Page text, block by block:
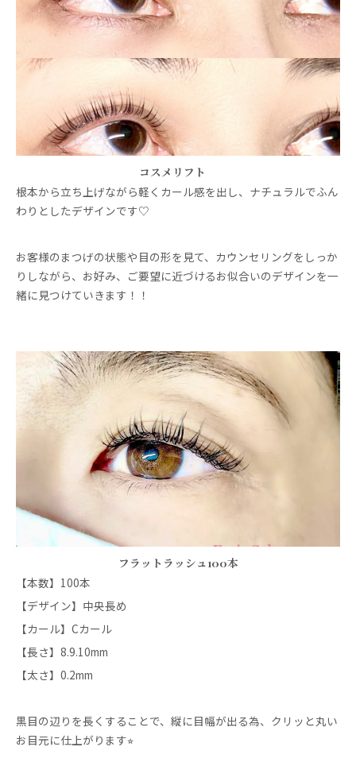
コスメリフト
根本から立ち上げながら軽くカール感を出し、ナチュラルでふん
わりとしたデザインです♡
お客様のまつげの状態や目の形を見て、カウンセリングをしっか
りしながら、お好み、ご要望に近づけるお似合いのデザインを一
緒に見つけていきます！！
フラットラッシュ100本
【本数】100本
【デザイン】中央長め
【カール】Cカール
【長さ】8.9.10mm
【太さ】0.2mm
黒目の辺りを長くすることで、縦に目幅が出る為、クリッと丸い
お目元に仕上がります⭐︎